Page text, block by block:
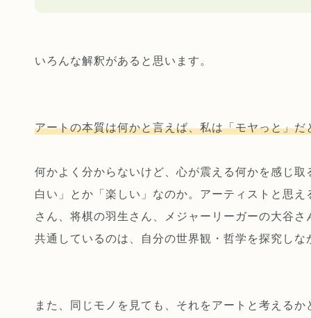
いろんな解釈があると思います。
アートの本質は何かと言えば、私は「モヤっと」だ
何かよく分からないけど、心が震える何かを感じ
白い」とか「楽しい」なのか。アーティストと思
さん、将棋の羽生さん、メジャーリーガーの大谷
共通しているのは、自分の世界観・哲学を探究し
また、同じモノを見ても、それをアートと考える